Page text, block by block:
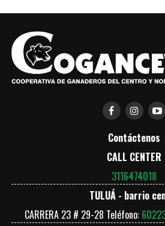
Brochure-Tanques-Agro_compressed-1
Contáctenos
CALL CENTER
3116474018
TULUÁ - barrio
CARRERA 23 # 29-28 Teléfono: